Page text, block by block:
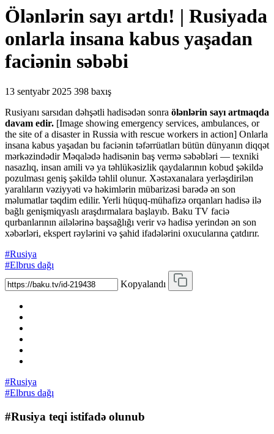
Ölənlərin sayı artdı! | Rusiyada
onlarla insana kabus yaşadan
faciənin səbəbi
13 sentyabr 2025 398 baxış
Rusiyanı sarsıdan dəhşətli hadisədən sonra ölənlərin sayı artmaqda
davam edir. [Image showing emergency services, ambulances, or
the site of a disaster in Russia with rescue workers in action] Onlarla
insana kabus yaşadan bu faciənin təfərrüatları bütün dünyanın diqqət
mərkəzindədirMəqalədə hadisənin baş vermə səbəbləri — texniki
nasazlıq, insan amili və ya təhlükəsizlik qaydalarının kobud şəkildə
pozulması geniş şəkildə təhlil olunur. Xəstəxanalara yerləşdirilən
yaralıların vəziyyəti və həkimlərin mübarizəsi barədə ən son
məlumatlar təqdim edilir. Yerli hüquq-mühafizə orqanları hadisə ilə
bağlı genişmiqyaslı araşdırmalara başlayıb. Baku TV faciə
qurbanlarının ailələrinə başsağlığı verir və hadisə yerindən ən son
xəbərləri, ekspert rəylərini və şahid ifadələrini oxucularına çatdırır.
#Rusiya
#Elbrus dağı
Kopyalandı
#Rusiya
#Elbrus dağı
#Rusiya teqi istifadə olunub